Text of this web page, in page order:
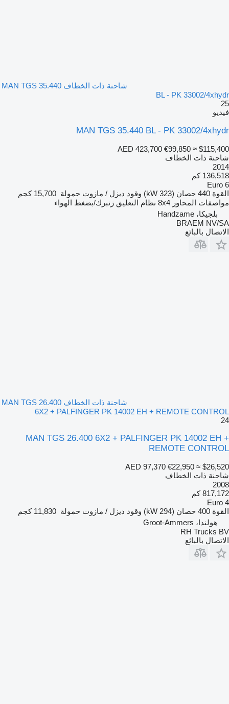
شاحنة ذات الخطاف MAN TGS 35.440
BL - PK 33002/4xhydr
25
فيديو
MAN TGS 35.440 BL - PK 33002/4xhydr
AED 423,700 €99,850 ≈ $115,400
شاحنة ذات الخطاف
2014
136,518 كم
Euro 6
القوة 440 حصان (323 kW) وقود ديزل / مازوت حمولة 15,700 كجم
مواصفات المحاور 8x4 نظام التعليق زنبرك/بضغط الهواء
بلجيكا، Handzame
BRAEM NV/SA
الاتصال بالبائع
شاحنة ذات الخطاف MAN TGS 26.400
6X2 + PALFINGER PK 14002 EH + REMOTE CONTROL
24
MAN TGS 26.400 6X2 + PALFINGER PK 14002 EH +
REMOTE CONTROL
AED 97,370 €22,950 ≈ $26,520
شاحنة ذات الخطاف
2008
817,172 كم
Euro 4
القوة 400 حصان (294 kW) وقود ديزل / مازوت حمولة 11,830 كجم
هولندا، Groot-Ammers
RH Trucks BV
الاتصال بالبائع